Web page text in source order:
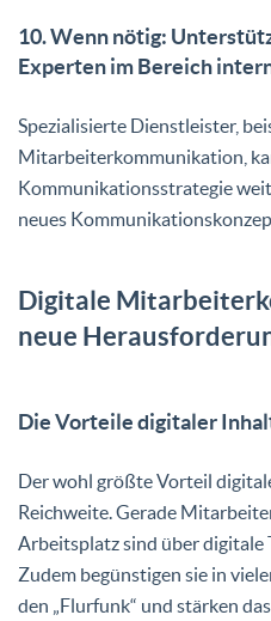
10. Wenn nötig:
Experten im Bereich
Spezialisierte Dienstleister,
Mitarbeiterkommunikation,
Kommunikationsstrategie
neues
Digitale
neue
Die Vorteile digitaler
Der wohl größte Vorteil
Reichweite. Gerade
Arbeitsplatz sind über digitale
Zudem begünstigen sie in
den „Flurfunk“ und stärken